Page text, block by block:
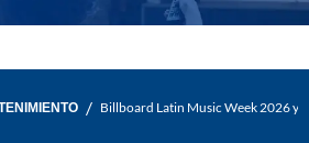
/ Billboard Latin Music Week 2026